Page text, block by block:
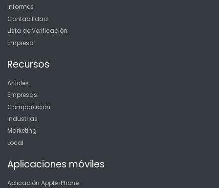
Informes
Contabilidad
Lista de Verificación
Empresa
Recursos
Articles
Empresas
Comparación
Industrias
Marketing
Local
Aplicaciones móviles
Aplicación Apple iPhone